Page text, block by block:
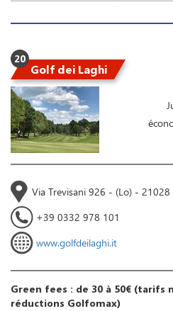
20
Golf dei Laghi
Via Trevisani 926 - (Lo) -
+39 0332 978 101
www.golfdeilaghi.it
Green fees : de 30 à 50€ (tarifs
réductions Golfomax)